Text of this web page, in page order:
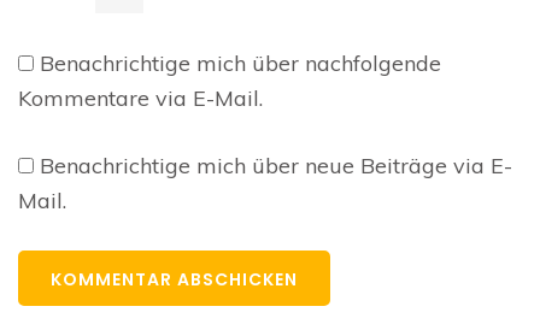
Benachrichtige mich über nachfolgende
Kommentare via E-Mail.
Benachrichtige mich über neue Beiträge via E-
Mail.